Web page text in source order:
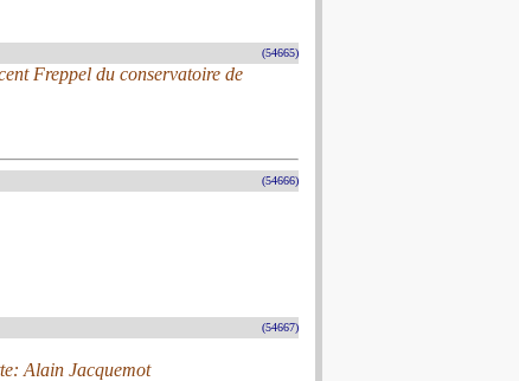
(54665)
Freppel du conservatoire de
(54666)
(54667)
Alain Jacquemot